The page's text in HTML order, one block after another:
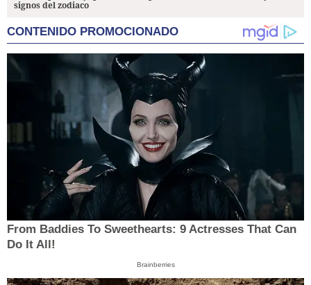
signos del zodiaco
CONTENIDO PROMOCIONADO
From Baddies To Sweethearts: 9 Actresses That Can
Do It All!
Brainberries